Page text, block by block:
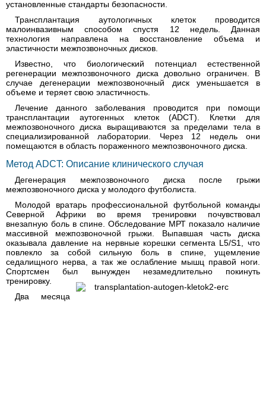
установленные стандарты безопасности.
Трансплантация аутологичных клеток проводится
малоинвазивным способом спустя 12 недель. Данная
технология направлена на восстановление объема и
эластичности межпозвоночных дисков.
Известно, что биологический потенциал естественной
регенерации межпозвоночного диска довольно ограничен. В
случае дегенерации межпозвоночный диск уменьшается в
объеме и теряет свою эластичность.
Лечение данного заболевания проводится при помощи
трансплантации аутогенных клеток (ADCT). Клетки для
межпозвоночного диска выращиваются за пределами тела в
специализированной лаборатории. Через 12 недель они
помещаются в область пораженного межпозвоночного диска.
Метод ADCT: Описание клинического случая
Дегенерация межпозвоночного диска после грыжи
межпозвоночного диска у молодого футболиста.
Молодой вратарь профессиональной футбольной команды
Северной Африки во время тренировки почувствовал
внезапную боль в спине. Обследование МРТ показало наличие
массивной межпозвоночной грыжи. Выпавшая часть диска
оказывала давление на нервные корешки сегмента L5/S1, что
повлекло за собой сильную боль в спине, ущемление
седалищного нерва, а так же ослабление мышц правой ноги.
Спортсмен был вынужден незамедлительно покинуть
тренировку.
Два месяца